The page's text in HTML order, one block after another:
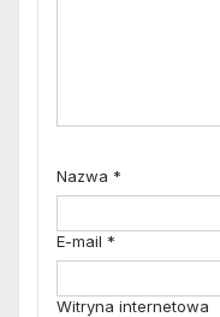
Nazwa *
E-mail *
Witryna internetowa